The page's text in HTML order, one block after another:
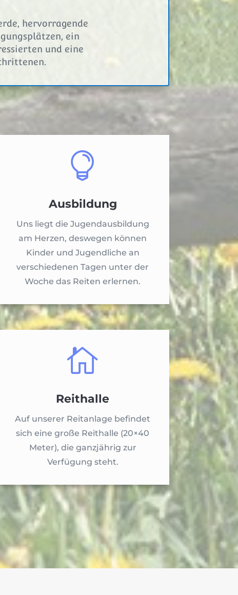
hervorragende
ein
und eine

Ausbildung
Uns liegt die Jugendausbildung
am Herzen, deswegen können
Kinder und Jugendliche an
verschiedenen Tagen unter der
Woche das Reiten erlernen.

Reithalle
Auf unserer Reitanlage befindet
sich eine große Reithalle (20×40
Meter), die ganzjährig zur
Verfügung steht.